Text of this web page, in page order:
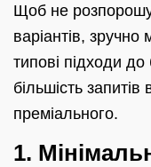
Щоб не
варіантів,
типові підходи
більшість запитів
преміального.
1.